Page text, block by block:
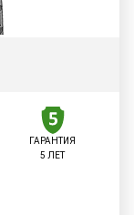
ГАРАНТИЯ
5 ЛЕТ